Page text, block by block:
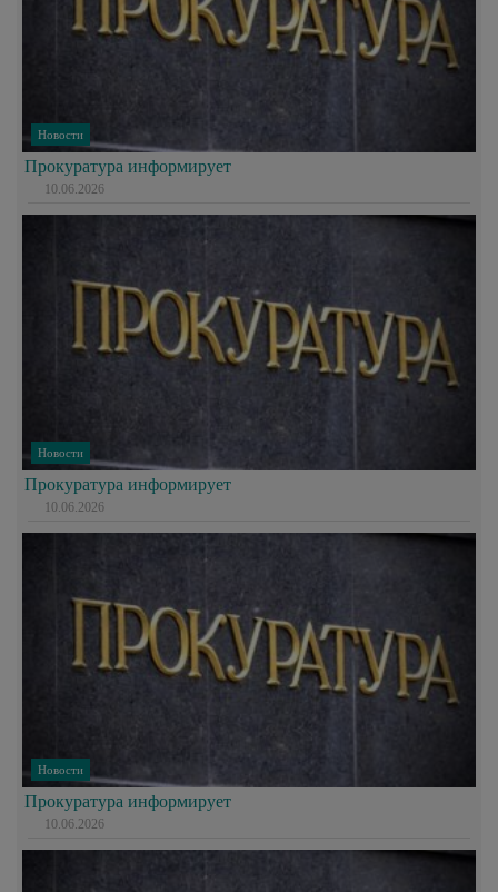
Новости
Прокуратура информирует
10.06.2026
Новости
Прокуратура информирует
10.06.2026
Новости
Прокуратура информирует
10.06.2026